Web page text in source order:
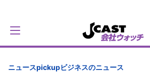
ニュースpickupビジネスのニュース